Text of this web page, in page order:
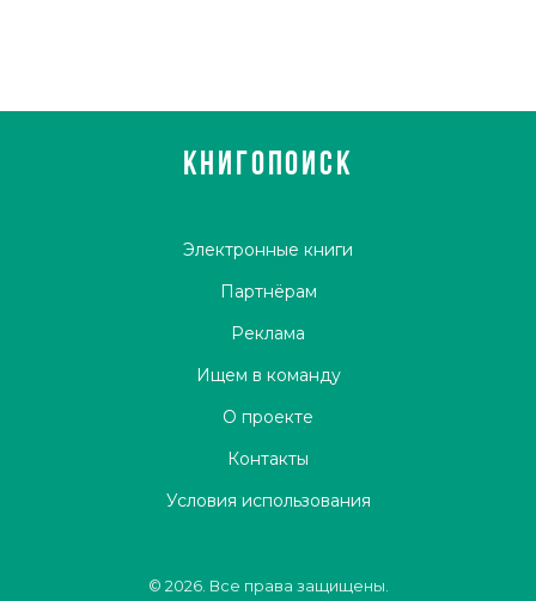
КНИГОПОИСК
Электронные книги
Партнёрам
Реклама
Ищем в команду
О проекте
Контакты
Условия использования
© 2026. Все права защищены.